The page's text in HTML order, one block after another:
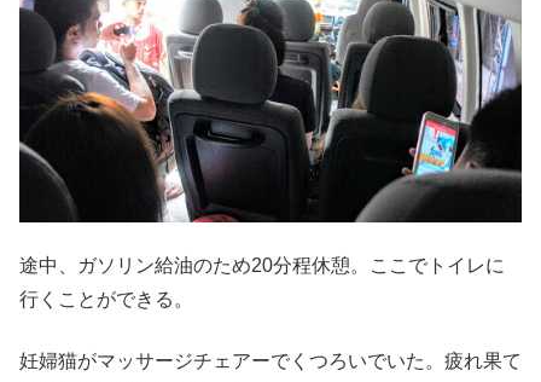
途中、ガソリン給油のため20分程休憩。ここでトイレに
行くことができる。
妊婦猫がマッサージチェアーでくつろいでいた。疲れ果て